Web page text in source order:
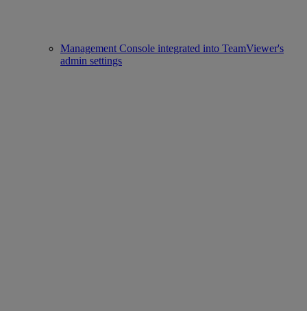
Management Console integrated into TeamViewer's
admin settings